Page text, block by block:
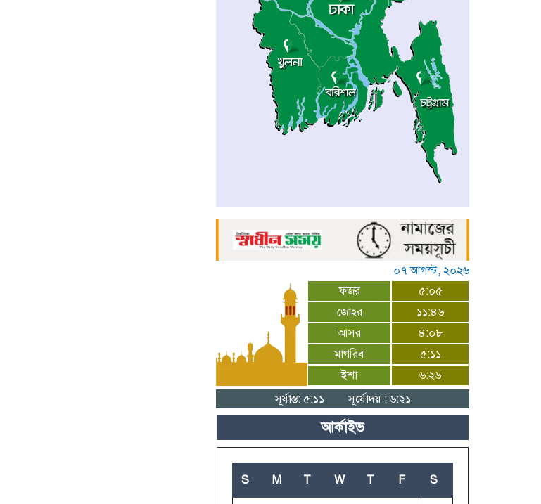
এনইউএসডিএফ ক্যারিয়ার সম্মেলন
২০২৬
০৭ আগস্ট, ২০২৬
ফজর
৫:০৫
জোহর
১১:৪৬
আসর
৪:০৮
মাগরিব
৫:১১
ইশা
৬:২৬
সূর্যাস্ত: ৫:১১
সূর্যোদয় : ৬:২১
আর্কাইভ
S M T W T F S